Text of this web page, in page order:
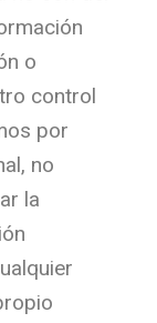
o
control
por
no
la